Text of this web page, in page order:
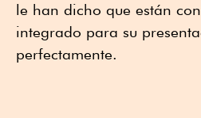
le han dicho que están
integrado para su
perfectamente.